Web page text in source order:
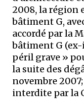
2008, la région
bâtiment G,
accordé par la
bâtiment G
péril grave »
la suite des
novembre
interdite par la